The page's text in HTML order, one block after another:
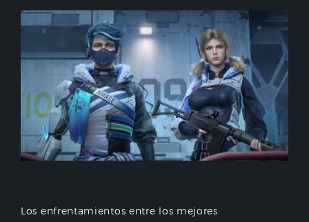
Los enfrentamientos entre los mejores